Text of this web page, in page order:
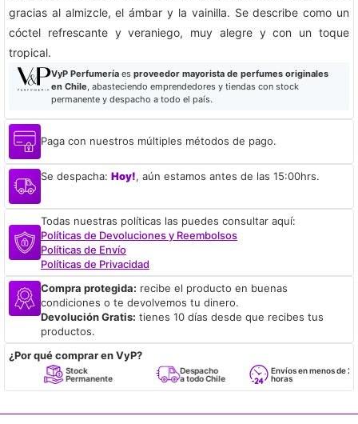
gracias al almizcle, el ámbar y la vainilla. Se describe como un
cóctel refrescante y veraniego, muy alegre y con un toque
tropical.
VyP Perfumeríaes proveedor mayorista de perfumes originales
en Chile, abasteciendo emprendedores y tiendas con stock
permanente y despacho a todo el país.
Paga con nuestros múltiples métodos de pago.
Se despacha: Hoy!, aún estamos antes de las 15:00hrs.
Todas nuestras políticas las puedes consultar aquí:
Políticas de Devoluciones y Reembolsos
Políticas de Envío
Políticas de Privacidad
Compra protegida: recibe el producto en buenas
condiciones o te devolvemos tu dinero.
Devolución Gratis: tienes 10 días desde que recibes tus
productos.
¿Por qué comprar en VyP?
Stock
Permanente
Despacho
a todo Chile
Envíos en menos de 24
horas